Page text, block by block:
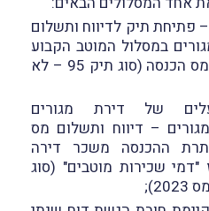
פתיחת תיק לדיווח ותשלום
במסלול המוטב הקבוע
בסעיף 122 לפקודת מס הכנסה (סוג תיק 95 – לא
של דירת מגורים
– דיווח ותשלום מס
10% על יתרת ההכנסה משכר דירה
"דמי שכירות מוטבים" (סוג